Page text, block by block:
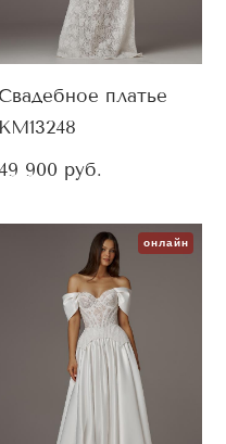
Свадебное платье
KM13248
900 pуб.
онлайн